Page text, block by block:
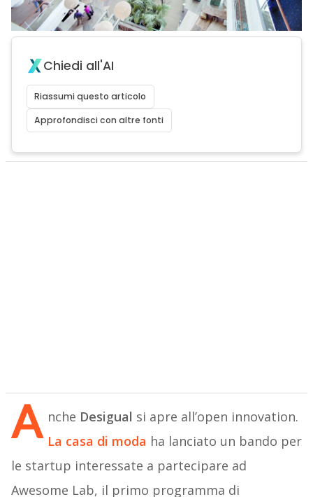
Chiedi all'AI
Riassumi questo articolo
Approfondisci con altre fonti
A nche Desigual si apre all’open innovation.
La casa di moda ha lanciato un bando per
le startup interessate a partecipare ad
Awesome Lab, il primo programma di